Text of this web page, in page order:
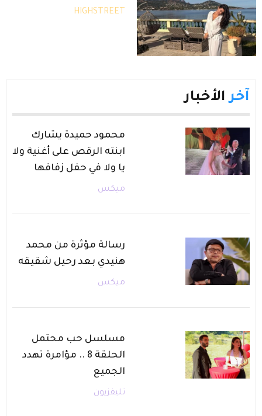
HIGHSTREET
آخر الأخبار
محمود حميدة يشارك
ابنته الرقص على أغنية ولا
يا ولا في حفل زفافها
ميكس
رسالة مؤثرة من محمد
هنيدي بعد رحيل شقيقه
ميكس
مسلسل حب محتمل
الحلقة 8 .. مؤامرة تهدد
الجميع
تليفزيون